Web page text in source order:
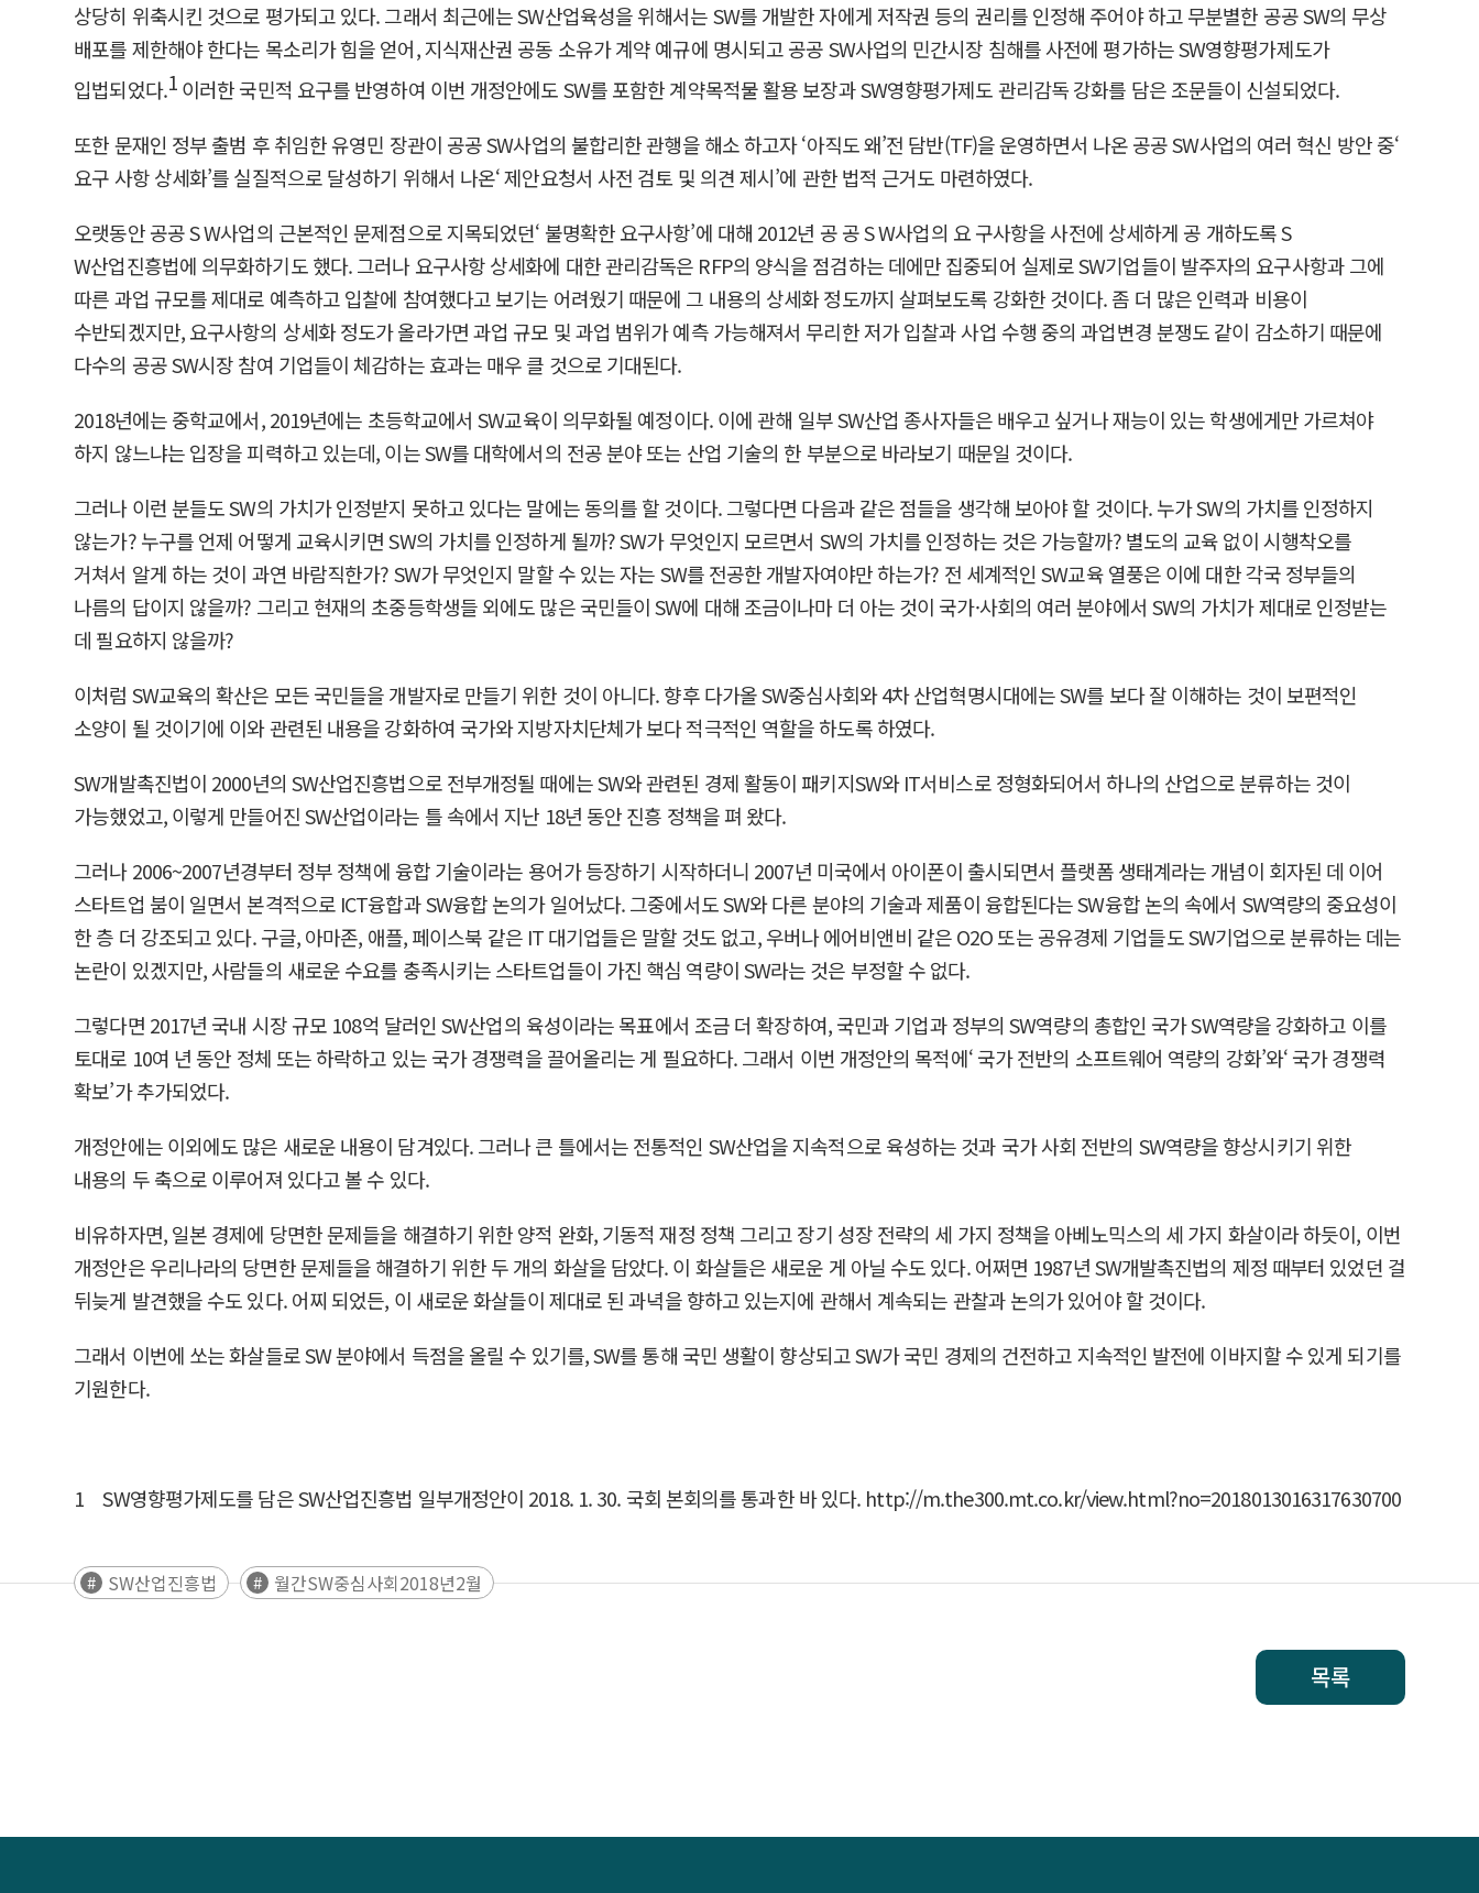
상당히 위축시킨 것으로 평가되고 있다. 그래서 최근에는 SW산업육성을 위해서는 SW를 개발한 자에게 저작권 등의 권리를 인정해 주어야 하고 무분별한 공공 SW의 무상
배포를 제한해야 한다는 목소리가 힘을 얻어, 지식재산권 공동 소유가 계약 예규에 명시되고 공공 SW사업의 민간시장 침해를 사전에 평가하는 SW영향평가제도가
입법되었다.1이러한 국민적 요구를 반영하여 이번 개정안에도 SW를 포함한 계약목적물 활용 보장과 SW영향평가제도 관리감독 강화를 담은 조문들이 신설되었다.
또한 문재인 정부 출범 후 취임한 유영민 장관이 공공 SW사업의 불합리한 관행을 해소 하고자 ‘아직도 왜’전 담반(TF)을 운영하면서 나온 공공 SW사업의 여러 혁신 방안 중‘
요구 사항 상세화’를 실질적으로 달성하기 위해서 나온‘ 제안요청서 사전 검토 및 의견 제시’에 관한 법적 근거도 마련하였다.
오랫동안 공공 S W사업의 근본적인 문제점으로 지목되었던‘ 불명확한 요구사항’에 대해 2012년 공 공 S W사업의 요 구사항을 사전에 상세하게 공 개하도록 S
W산업진흥법에 의무화하기도 했다. 그러나 요구사항 상세화에 대한 관리감독은 RFP의 양식을 점검하는 데에만 집중되어 실제로 SW기업들이 발주자의 요구사항과 그에
따른 과업 규모를 제대로 예측하고 입찰에 참여했다고 보기는 어려웠기 때문에 그 내용의 상세화 정도까지 살펴보도록 강화한 것이다. 좀 더 많은 인력과 비용이
수반되겠지만, 요구사항의 상세화 정도가 올라가면 과업 규모 및 과업 범위가 예측 가능해져서 무리한 저가 입찰과 사업 수행 중의 과업변경 분쟁도 같이 감소하기 때문에
다수의 공공 SW시장 참여 기업들이 체감하는 효과는 매우 클 것으로 기대된다.
2018년에는 중학교에서, 2019년에는 초등학교에서 SW교육이 의무화될 예정이다. 이에 관해 일부 SW산업 종사자들은 배우고 싶거나 재능이 있는 학생에게만 가르쳐야
하지 않느냐는 입장을 피력하고 있는데, 이는 SW를 대학에서의 전공 분야 또는 산업 기술의 한 부분으로 바라보기 때문일 것이다.
그러나 이런 분들도 SW의 가치가 인정받지 못하고 있다는 말에는 동의를 할 것이다. 그렇다면 다음과 같은 점들을 생각해 보아야 할 것이다. 누가 SW의 가치를 인정하지
않는가? 누구를 언제 어떻게 교육시키면 SW의 가치를 인정하게 될까? SW가 무엇인지 모르면서 SW의 가치를 인정하는 것은 가능할까? 별도의 교육 없이 시행착오를
거쳐서 알게 하는 것이 과연 바람직한가? SW가 무엇인지 말할 수 있는 자는 SW를 전공한 개발자여야만 하는가? 전 세계적인 SW교육 열풍은 이에 대한 각국 정부들의
나름의 답이지 않을까? 그리고 현재의 초중등학생들 외에도 많은 국민들이 SW에 대해 조금이나마 더 아는 것이 국가·사회의 여러 분야에서 SW의 가치가 제대로 인정받는
데 필요하지 않을까?
이처럼 SW교육의 확산은 모든 국민들을 개발자로 만들기 위한 것이 아니다. 향후 다가올 SW중심사회와 4차 산업혁명시대에는 SW를 보다 잘 이해하는 것이 보편적인
소양이 될 것이기에 이와 관련된 내용을 강화하여 국가와 지방자치단체가 보다 적극적인 역할을 하도록 하였다.
SW개발촉진법이 2000년의 SW산업진흥법으로 전부개정될 때에는 SW와 관련된 경제 활동이 패키지SW와 IT서비스로 정형화되어서 하나의 산업으로 분류하는 것이
가능했었고, 이렇게 만들어진 SW산업이라는 틀 속에서 지난 18년 동안 진흥 정책을 펴 왔다.
그러나 2006~2007년경부터 정부 정책에 융합 기술이라는 용어가 등장하기 시작하더니 2007년 미국에서 아이폰이 출시되면서 플랫폼 생태계라는 개념이 회자된 데 이어
스타트업 붐이 일면서 본격적으로 ICT융합과 SW융합 논의가 일어났다. 그중에서도 SW와 다른 분야의 기술과 제품이 융합된다는 SW융합 논의 속에서 SW역량의 중요성이
한 층 더 강조되고 있다. 구글, 아마존, 애플, 페이스북 같은 IT 대기업들은 말할 것도 없고, 우버나 에어비앤비 같은 O2O 또는 공유경제 기업들도 SW기업으로 분류하는 데는
논란이 있겠지만, 사람들의 새로운 수요를 충족시키는 스타트업들이 가진 핵심 역량이 SW라는 것은 부정할 수 없다.
그렇다면 2017년 국내 시장 규모 108억 달러인 SW산업의 육성이라는 목표에서 조금 더 확장하여, 국민과 기업과 정부의 SW역량의 총합인 국가 SW역량을 강화하고 이를
토대로 10여 년 동안 정체 또는 하락하고 있는 국가 경쟁력을 끌어올리는 게 필요하다. 그래서 이번 개정안의 목적에‘ 국가 전반의 소프트웨어 역량의 강화’와‘ 국가 경쟁력
확보’가 추가되었다.
개정안에는 이외에도 많은 새로운 내용이 담겨있다. 그러나 큰 틀에서는 전통적인 SW산업을 지속적으로 육성하는 것과 국가 사회 전반의 SW역량을 향상시키기 위한
내용의 두 축으로 이루어져 있다고 볼 수 있다.
비유하자면, 일본 경제에 당면한 문제들을 해결하기 위한 양적 완화, 기동적 재정 정책 그리고 장기 성장 전략의 세 가지 정책을 아베노믹스의 세 가지 화살이라 하듯이, 이번
개정안은 우리나라의 당면한 문제들을 해결하기 위한 두 개의 화살을 담았다. 이 화살들은 새로운 게 아닐 수도 있다. 어쩌면 1987년 SW개발촉진법의 제정 때부터 있었던 걸
뒤늦게 발견했을 수도 있다. 어찌 되었든, 이 새로운 화살들이 제대로 된 과녁을 향하고 있는지에 관해서 계속되는 관찰과 논의가 있어야 할 것이다.
그래서 이번에 쏘는 화살들로 SW 분야에서 득점을 올릴 수 있기를, SW를 통해 국민 생활이 향상되고 SW가 국민 경제의 건전하고 지속적인 발전에 이바지할 수 있게 되기를
기원한다.
1 SW영향평가제도를 담은 SW산업진흥법 일부개정안이 2018. 1. 30. 국회 본회의를 통과한 바 있다. http://m.the300.mt.co.kr/view.html?no=2018013016317630700
SW산업진흥법 월간SW중심사회2018년2월
목록